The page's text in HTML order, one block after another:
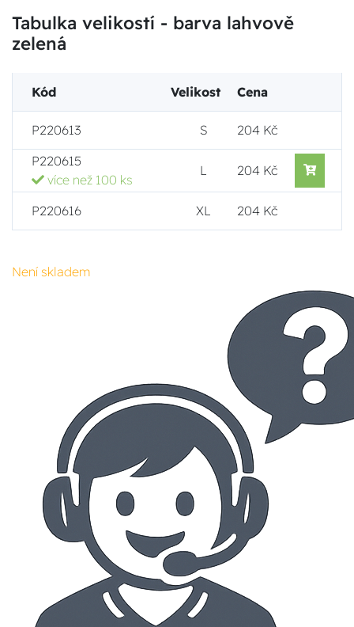
Tabulka velikostí - barva lahvově
zelená
Kód Velikost Cena
P220613 S
204 Kč
P220615
více než 100 ks
L 204 Kč
P220616 XL 204 Kč
Není skladem